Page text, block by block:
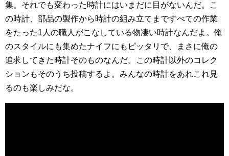
集。それでも変わった時計にはいまだに目がないんだ。こ
の時計、部品の製作から時計の組み立てまですべての作業
をたった1人の職人がこなしている物凄い時計なんだよ。俺
のスタイルにも集めたナイフにもピッタリで、まさに俺の
追求してきた時計そのものなんだ。この時計以外のコレク
ションもそのうち投稿するよ。みんなの時計をあれこれ見
るのも楽しみだな。